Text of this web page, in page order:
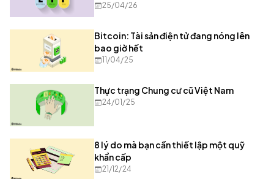
25/04/26
Bitcoin: Tài sản điện tử đang nóng lên
bao giờ hết
11/04/25
Thực trạng Chung cư cũ Việt Nam
24/01/25
8 lý do mà bạn cần thiết lập một quỹ
khẩn cấp
21/12/24